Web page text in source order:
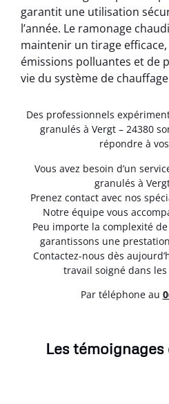
garantit une utilisation
l’année. Le ramonage
maintenir un tirage
émissions polluantes et de
vie du système de
Des professionnels
granulés à Vergt – 24380
répondre à
Vous avez besoin d’un
granulés à
Prenez contact avec nos
Notre équipe vous
Peu importe la complexité
garantissons une
Contactez-nous dès
travail soigné dans
Par téléphone au
Les